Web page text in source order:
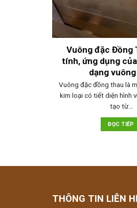
Vuông đặc Đồng
tính, ứng dụng
dạng
Vuông đặc đồng thau là
kim loại có tiết diện hình
tạo từ…
ĐỌC TIẾP
THÔNG TIN LIÊN